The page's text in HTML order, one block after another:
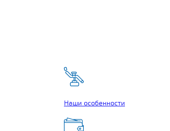
Наши особенности